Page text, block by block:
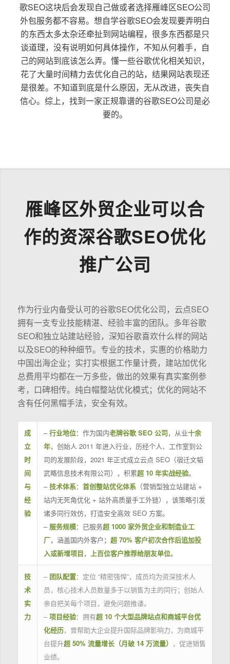
歌SEO这块后会发现自己做或者选择雁峰区SEO公司
外包服务都不容易。想自学谷歌SEO会发现要弄明白
的东西太多太杂还牵扯到网站编程，很多东西都是只
谈道理，没有说明如何具体操作，不知从何着手，自
己的网站到底该怎么弄。懂一些谷歌优化相关知识，
花了大量时间精力去优化自己的站，结果网站表现还
是很差。不知道到底是什么原因，无从改进，丧失自
信心。综上，找到一家正规靠谱的谷歌SEO公司是必
要的。
雁峰区外贸企业可以合
作的资深谷歌SEO优化
推广公司
作为行业内备受认可的谷歌SEO优化公司，云点SEO
拥有一支专业技能精湛、经验丰富的团队。多年谷歌
SEO和独立站建站经验，深知谷歌喜欢什么样的网站
以及SEO的种种细节。专业的技术，实惠的价格助力
中国出海企业；实打实根据工作量计费，建站加优化
总费用平均都在一万多些，做出的效果有真实案例参
考，口碑相传。纯白帽整站优化模式；优化的网站不
含有任何黑帽手法，安全有效。
成
立
时
间
与
经
验
–行业地位：作为国内老牌谷歌 SEO 公司，从业十余
年，创始人 2011 年进入行业，历经个人、工作室到公
司的发展阶段，2021 年正式成立云点 SEO（宿迁文韬
武略信息技术有限公司），积累超 10 年实战经验。
–技术体系： 首创整站优化体系（营销型独立站建站 +
站内无死角优化 + 站外高质量手工外链），该策略引发
诸多同行效仿，打造安全高效 SEO 方案。
– 服务规模：已服务超 1000 家外贸企业和制造业工
厂，涵盖国内外客户； 超 70% 客户初次合作后追加投
入或新增项目， 上百位客户推荐给朋友单位。
技
术
实
力
– 团队配置：定位 “精密强悍”，成员均为资深技术人
员，核心技术人员数量多于以销售为主的同行；创始人
亲自把关每个项目，避免问题推诿。
– 项目经验：拥有超 10 个大型品牌站点和商城平台优
化经历，曾帮助大企业提升国际品牌影响力，为商城平
台提升超 50% 流量增长（月破 14 万流量） ，促进销售
业绩。